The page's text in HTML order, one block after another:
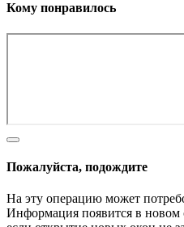
Кому понравилось
Пожалуйста, подождите
На эту операцию может
Информация появится в новом